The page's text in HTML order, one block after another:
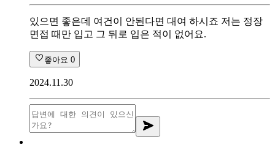
있으면 좋은데 여건이 안된다면 대여 하시죠 저는 정장
면접 때만 입고 그 뒤로 입은 적이 없어요.
좋아요 0
2024.11.30